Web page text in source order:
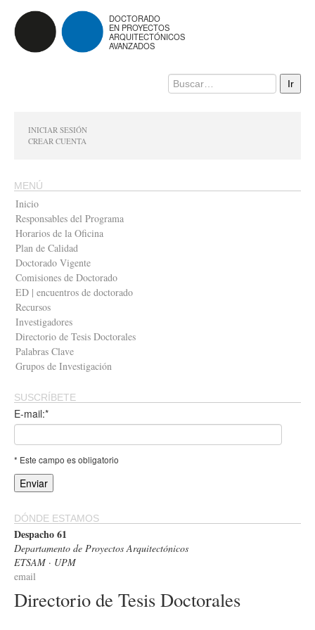
DOCTORADO
EN PROYECTOS
ARQUITECTÓNICOS
AVANZADOS
INICIAR SESIÓN
CREAR CUENTA
MENÚ
Inicio
Responsables del Programa
Horarios de la Oficina
Plan de Calidad
Doctorado Vigente
Comisiones de Doctorado
ED | encuentros de doctorado
Recursos
Investigadores
Directorio de Tesis Doctorales
Palabras Clave
Grupos de Investigación
SUSCRÍBETE
E-mail:*
* Este campo es obligatorio
DÓNDE ESTAMOS
Despacho 61
Departamento de Proyectos Arquitectónicos
ETSAM · UPM
email
Directorio de Tesis Doctorales